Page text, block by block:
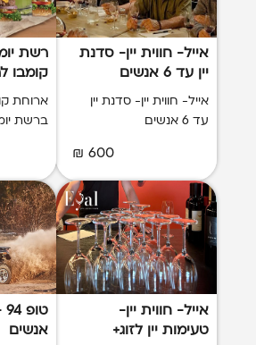
אייל- חווית יין- סדנת
יין עד 6 אנשים
אייל- חווית יין- סדנת יין
עד 6 אנשים
600 ₪
רשת
קומבו
ארוחת
ברשת
אייל- חווית יין-
טעימות יין לזוג+
אנשים